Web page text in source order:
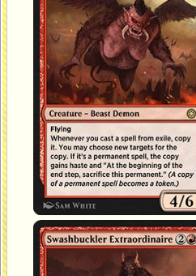
Brétailleur hors pair